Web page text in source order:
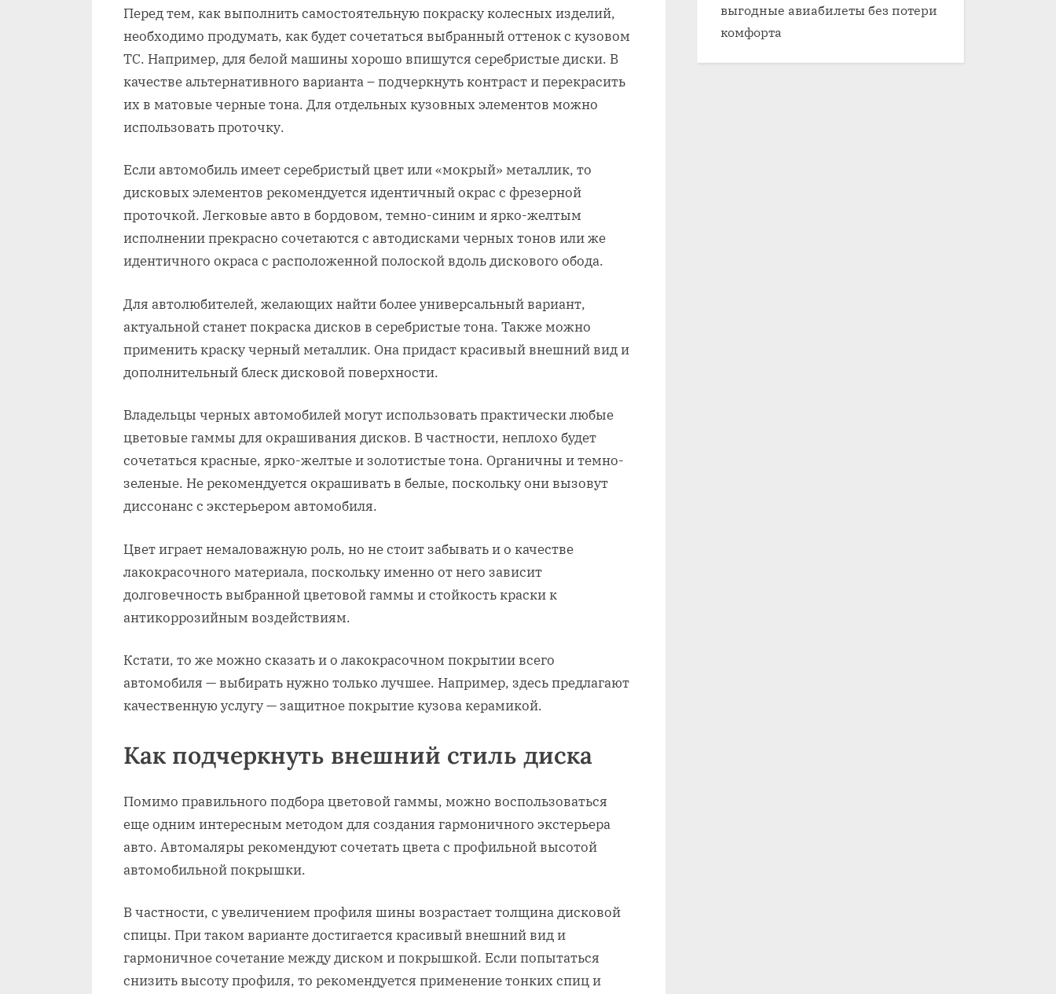
Перед тем, как выполнить самостоятельную покраску колесных изделий,
необходимо продумать, как будет сочетаться выбранный оттенок с кузовом
ТС. Например, для белой машины хорошо впишутся серебристые диски. В
качестве альтернативного варианта – подчеркнуть контраст и перекрасить
их в матовые черные тона. Для отдельных кузовных элементов можно
использовать проточку.
Если автомобиль имеет серебристый цвет или «мокрый» металлик, то
дисковых элементов рекомендуется идентичный окрас с фрезерной
проточкой. Легковые авто в бордовом, темно-синим и ярко-желтым
исполнении прекрасно сочетаются с автодисками черных тонов или же
идентичного окраса с расположенной полоской вдоль дискового обода.
Для автолюбителей, желающих найти более универсальный вариант,
актуальной станет покраска дисков в серебристые тона. Также можно
применить краску черный металлик. Она придаст красивый внешний вид и
дополнительный блеск дисковой поверхности.
Владельцы черных автомобилей могут использовать практически любые
цветовые гаммы для окрашивания дисков. В частности, неплохо будет
сочетаться красные, ярко-желтые и золотистые тона. Органичны и темно-
зеленые. Не рекомендуется окрашивать в белые, поскольку они вызовут
диссонанс с экстерьером автомобиля.
Цвет играет немаловажную роль, но не стоит забывать и о качестве
лакокрасочного материала, поскольку именно от него зависит
долговечность выбранной цветовой гаммы и стойкость краски к
антикоррозийным воздействиям.
Кстати, то же можно сказать и о лакокрасочном покрытии всего
автомобиля — выбирать нужно только лучшее. Например, здесь предлагают
качественную услугу — защитное покрытие кузова керамикой.
Как подчеркнуть внешний стиль диска
Помимо правильного подбора цветовой гаммы, можно воспользоваться
еще одним интересным методом для создания гармоничного экстерьера
авто. Автомаляры рекомендуют сочетать цвета с профильной высотой
автомобильной покрышки.
В частности, с увеличением профиля шины возрастает толщина дисковой
спицы. При таком варианте достигается красивый внешний вид и
гармоничное сочетание между диском и покрышкой. Если попытаться
снизить высоту профиля, то рекомендуется применение тонких спиц и
выгодные авиабилеты без потери
комфорта